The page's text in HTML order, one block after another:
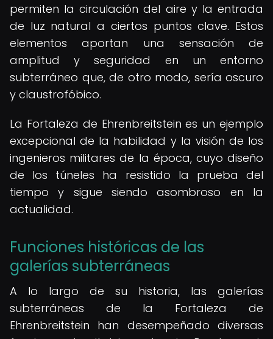
permiten la circulación del aire y la entrada
de luz natural a ciertos puntos clave. Estos
elementos aportan una sensación de
amplitud y seguridad en un entorno
subterráneo que, de otro modo, sería oscuro
y claustrofóbico.
La Fortaleza de Ehrenbreitstein es un ejemplo
excepcional de la habilidad y la visión de los
ingenieros militares de la época, cuyo diseño
de los túneles ha resistido la prueba del
tiempo y sigue siendo asombroso en la
actualidad.
Funciones históricas de las
galerías subterráneas
A lo largo de su historia, las galerías
subterráneas de la Fortaleza de
Ehrenbreitstein han desempeñado diversas